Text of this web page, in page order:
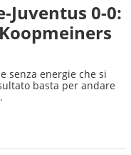
Juventus 0-0:
senza energie che si
basta per andare